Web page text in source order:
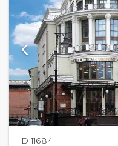
ID 11684